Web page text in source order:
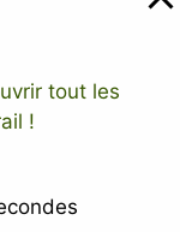
procure une
Les
l’assise à
11. La
tout les
!